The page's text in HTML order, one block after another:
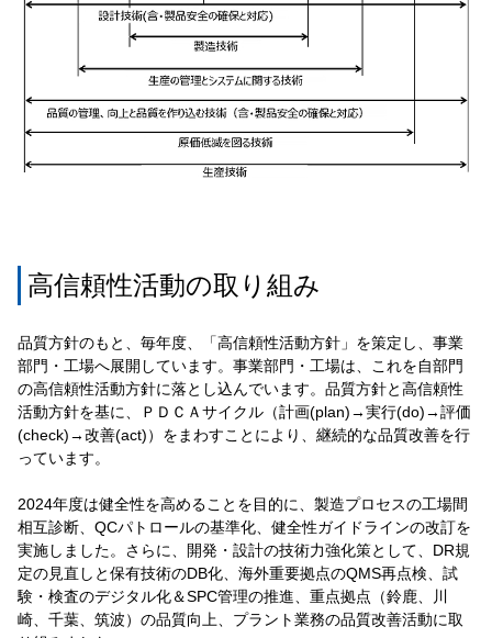
高信頼性活動の取り組み
品質方針のもと、毎年度、「高信頼性活動方針」を策定し、事業
部門・工場へ展開しています。事業部門・工場は、これを自部門
の高信頼性活動方針に落とし込んでいます。品質方針と高信頼性
活動方針を基に、ＰＤＣＡサイクル（計画(plan)→実行(do)→評価
(check)→改善(act)）をまわすことにより、継続的な品質改善を行
っています。
2024年度は健全性を高めることを目的に、製造プロセスの工場間
相互診断、QCパトロールの基準化、健全性ガイドラインの改訂を
実施しました。さらに、開発・設計の技術力強化策として、DR規
定の見直しと保有技術のDB化、海外重要拠点のQMS再点検、試
験・検査のデジタル化＆SPC管理の推進、重点拠点（鈴鹿、川
崎、千葉、筑波）の品質向上、プラント業務の品質改善活動に取